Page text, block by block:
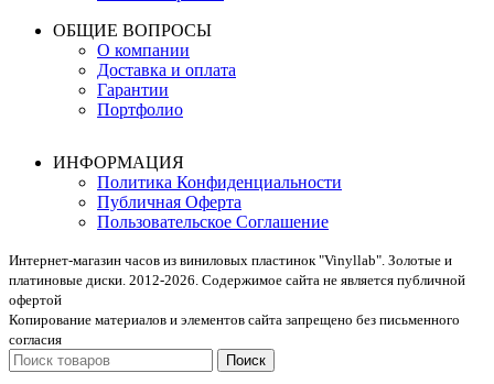
ОБЩИЕ ВОПРОСЫ
О компании
Доставка и оплата
Гарантии
Портфолио
ИНФОРМАЦИЯ
Политика Конфиденциальности
Публичная Оферта
Пользовательское Соглашение
Интернет-магазин часов из виниловых пластинок "Vinyllab". Золотые и
платиновые диски. 2012-2026. Содержимое сайта не является публичной
офертой
Копирование материалов и элементов сайта запрещено без письменного
согласия
Поиск